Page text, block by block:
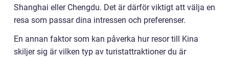
Shanghai eller Chengdu. Det är därför viktigt att välja en
resa som passar dina intressen och preferenser.
En annan faktor som kan påverka hur resor till Kina
skiljer sig är vilken typ av turistattraktioner du är